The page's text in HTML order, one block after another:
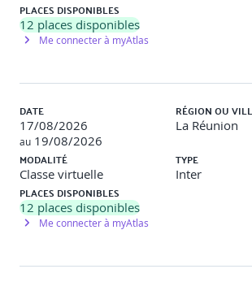
Directives de gestion d'évènements
Présentation des principaux filtres
Connaître les pièges les plus courants
Travaux pratiques
Objectif : Utiliser Vue.js pour gérer des
dynamiques dans une application web.
Description: Les participants
PLACES DISPONIBLES
12 places disponibles
Me connecter à myAtlas
DATE
17/08/2026
au 19/08/2026
RÉGION OU
La Réunion
MODALITÉ
Classe virtuelle
TYPE
Inter
PLACES DISPONIBLES
12 places disponibles
Me connecter à myAtlas